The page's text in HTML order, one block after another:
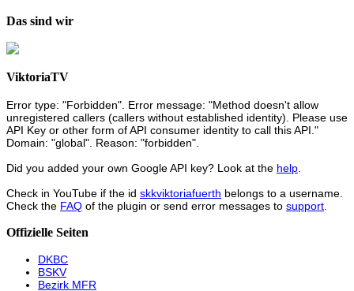
Das sind wir
ViktoriaTV
Error type: "Forbidden". Error message: "Method doesn't allow
unregistered callers (callers without established identity). Please use
API Key or other form of API consumer identity to call this API."
Domain: "global". Reason: "forbidden".
Did you added your own Google API key? Look at the help
Check in YouTube if the id skkviktoriafuerth belongs to a username.
Check the FAQ of the plugin or send error messages to support
Offizielle Seiten
DKBC
BSKV
Bezirk MFR